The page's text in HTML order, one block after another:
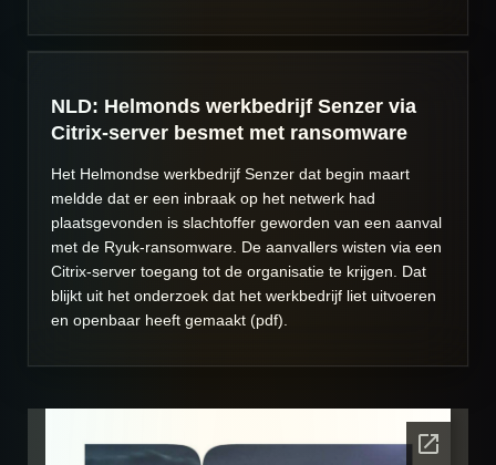
NLD: Helmonds werkbedrijf Senzer via
Citrix-server besmet met ransomware
Het Helmondse werkbedrijf Senzer dat begin maart
meldde dat er een inbraak op het netwerk had
plaatsgevonden is slachtoffer geworden van een aanval
met de Ryuk-ransomware. De aanvallers wisten via een
Citrix-server toegang tot de organisatie te krijgen. Dat
blijkt uit het onderzoek dat het werkbedrijf liet uitvoeren
en openbaar heeft gemaakt (pdf).